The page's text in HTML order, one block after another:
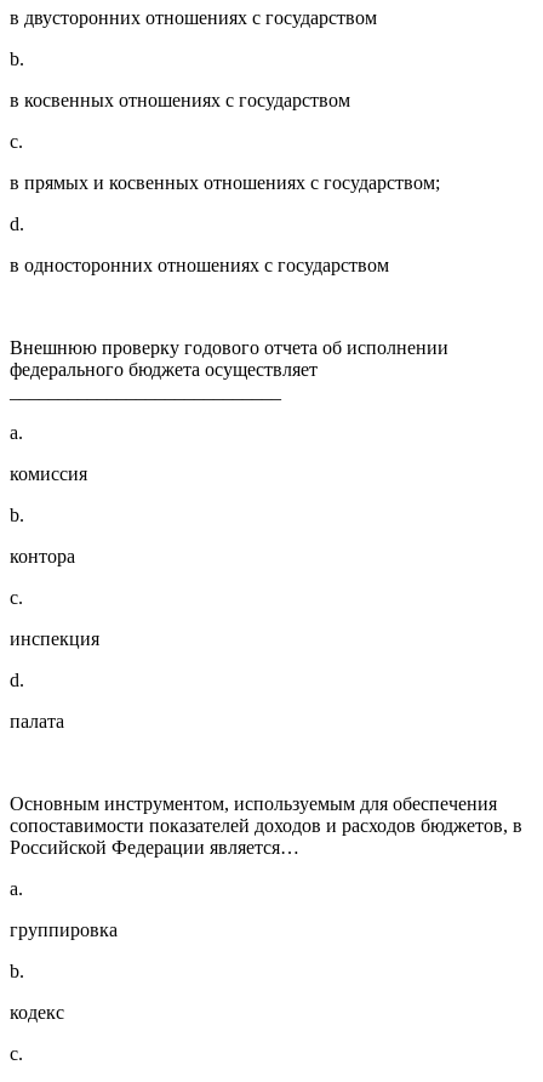
в двусторонних отношениях с государством
b.
в косвенных отношениях с государством
c.
в прямых и косвенных отношениях с государством;
d.
в односторонних отношениях с государством
Внешнюю проверку годового отчета об исполнении
федерального бюджета осуществляет
a.
комиссия
b.
контора
c.
инспекция
d.
палата
Основным инструментом, используемым для обеспечения
сопоставимости показателей доходов и расходов бюджетов, в
Российской Федерации является…
a.
группировка
b.
кодекс
c.